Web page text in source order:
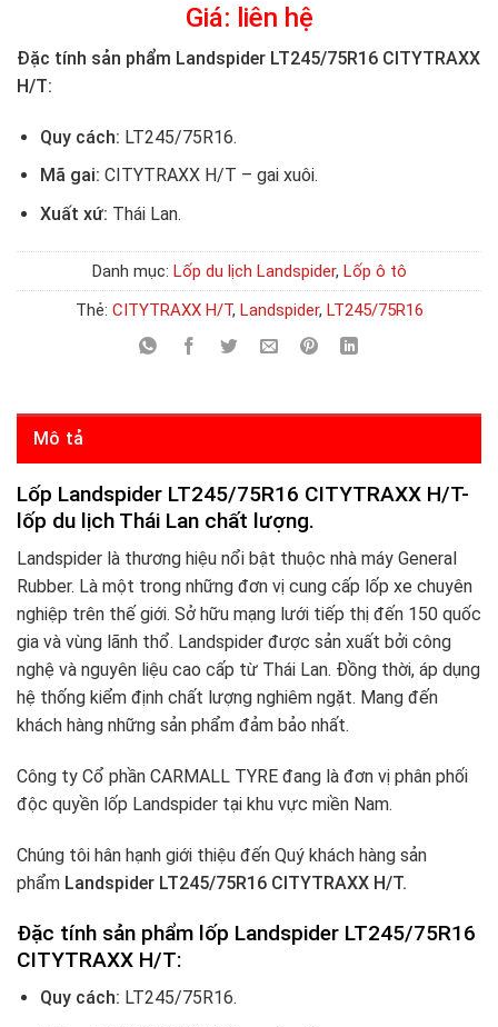
Giá: liên hệ
Đặc tính sản phẩm Landspider LT245/75R16 CITYTRAXX
H/T:
Quy cách: LT245/75R16.
Mã gai: CITYTRAXX H/T – gai xuôi.
Xuất xứ: Thái Lan.
Danh mục: Lốp du lịch Landspider, Lốp ô tô
Thẻ: CITYTRAXX H/T, Landspider, LT245/75R16
Mô tả
Lốp Landspider LT245/75R16 CITYTRAXX H/T-
lốp du lịch Thái Lan chất lượng.
Landspider là thương hiệu nổi bật thuộc nhà máy General
Rubber. Là một trong những đơn vị cung cấp lốp xe chuyên
nghiệp trên thế giới. Sở hữu mạng lưới tiếp thị đến 150 quốc
gia và vùng lãnh thổ. Landspider được sản xuất bởi công
nghệ và nguyên liệu cao cấp từ Thái Lan. Đồng thời, áp dụng
hệ thống kiểm định chất lượng nghiêm ngặt. Mang đến
khách hàng những sản phẩm đảm bảo nhất.
Công ty Cổ phần CARMALL TYRE đang là đơn vị phân phối
độc quyền lốp Landspider tại khu vực miền Nam.
Chúng tôi hân hạnh giới thiệu đến Quý khách hàng sản
phẩm Landspider LT245/75R16 CITYTRAXX H/T.
Đặc tính sản phẩm lốp Landspider LT245/75R16
CITYTRAXX H/T:
Quy cách: LT245/75R16.